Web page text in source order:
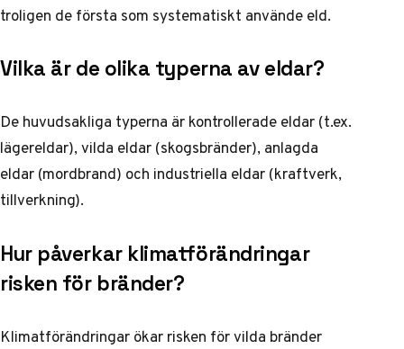
troligen de första som systematiskt använde eld.
Vilka är de olika typerna av eldar?
De huvudsakliga typerna är kontrollerade eldar (t.ex.
lägereldar), vilda eldar (skogsbränder), anlagda
eldar (mordbrand) och industriella eldar (kraftverk,
tillverkning).
Hur påverkar klimatförändringar
risken för bränder?
Klimatförändringar ökar risken för vilda bränder